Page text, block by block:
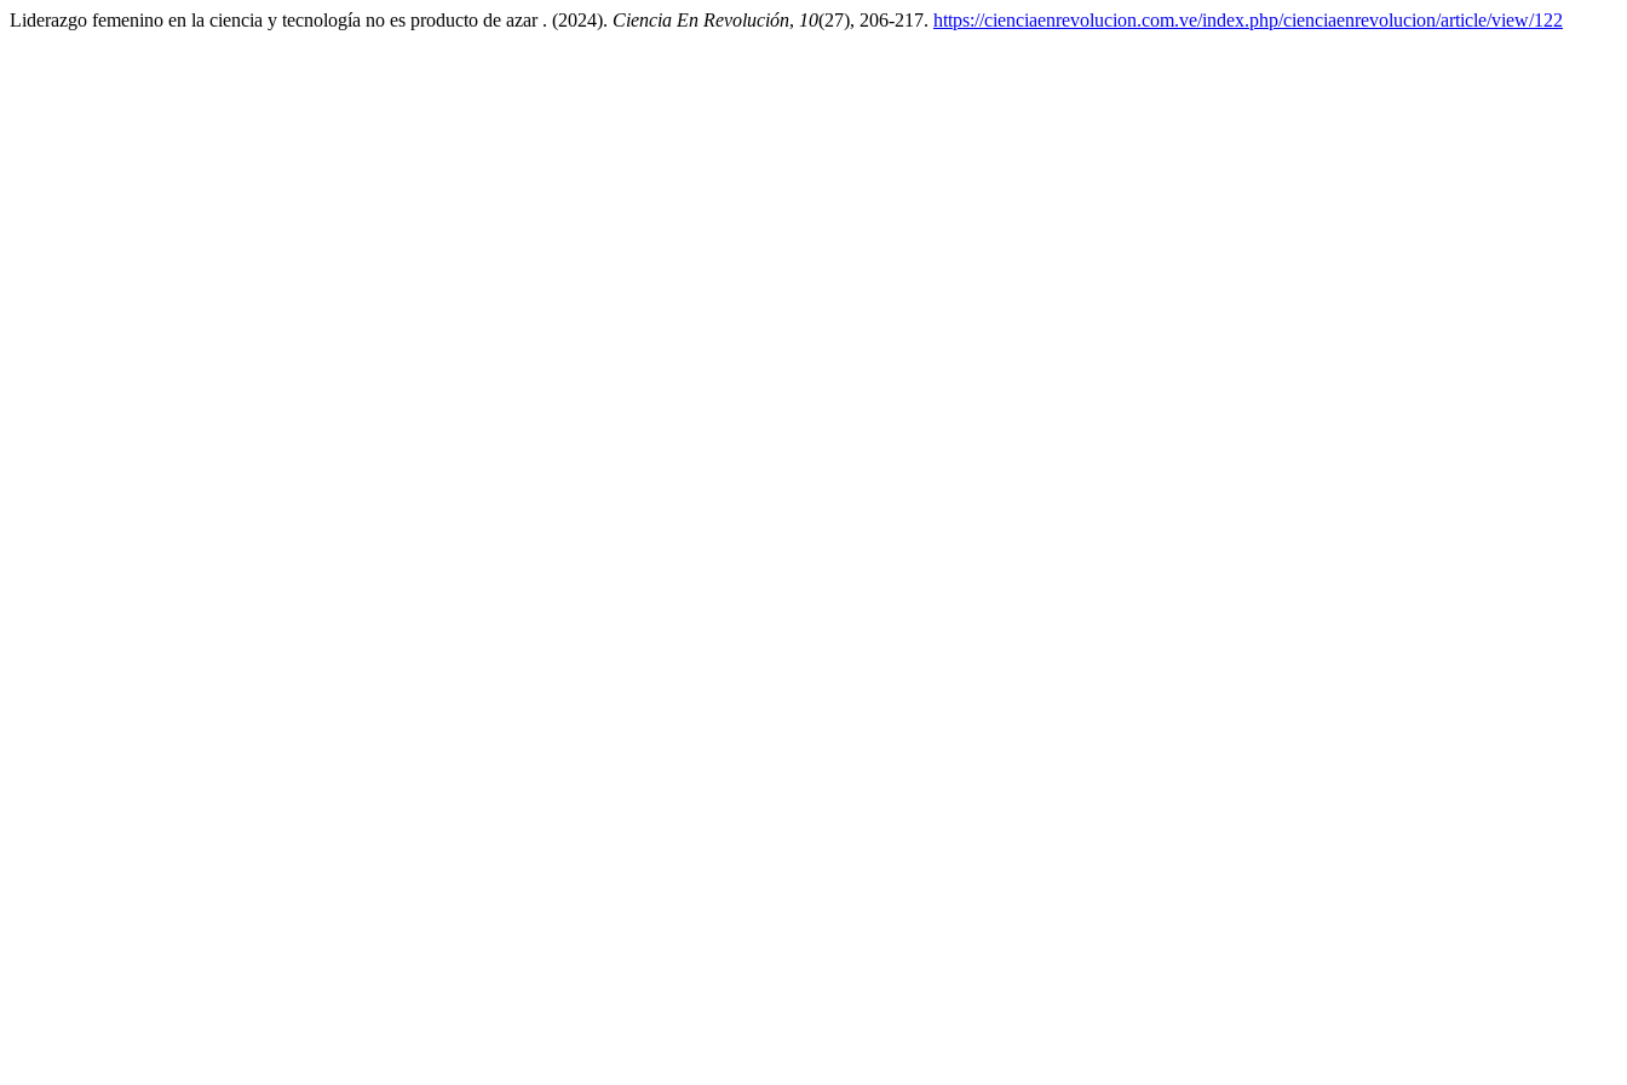
Liderazgo femenino en la ciencia y tecnología no es producto de azar . (2024). Ciencia En Revolución, 10(27), 206-217. https://cienciaenrevolucion.com.ve/index.php/cienciaenrevolucion/article/view/122